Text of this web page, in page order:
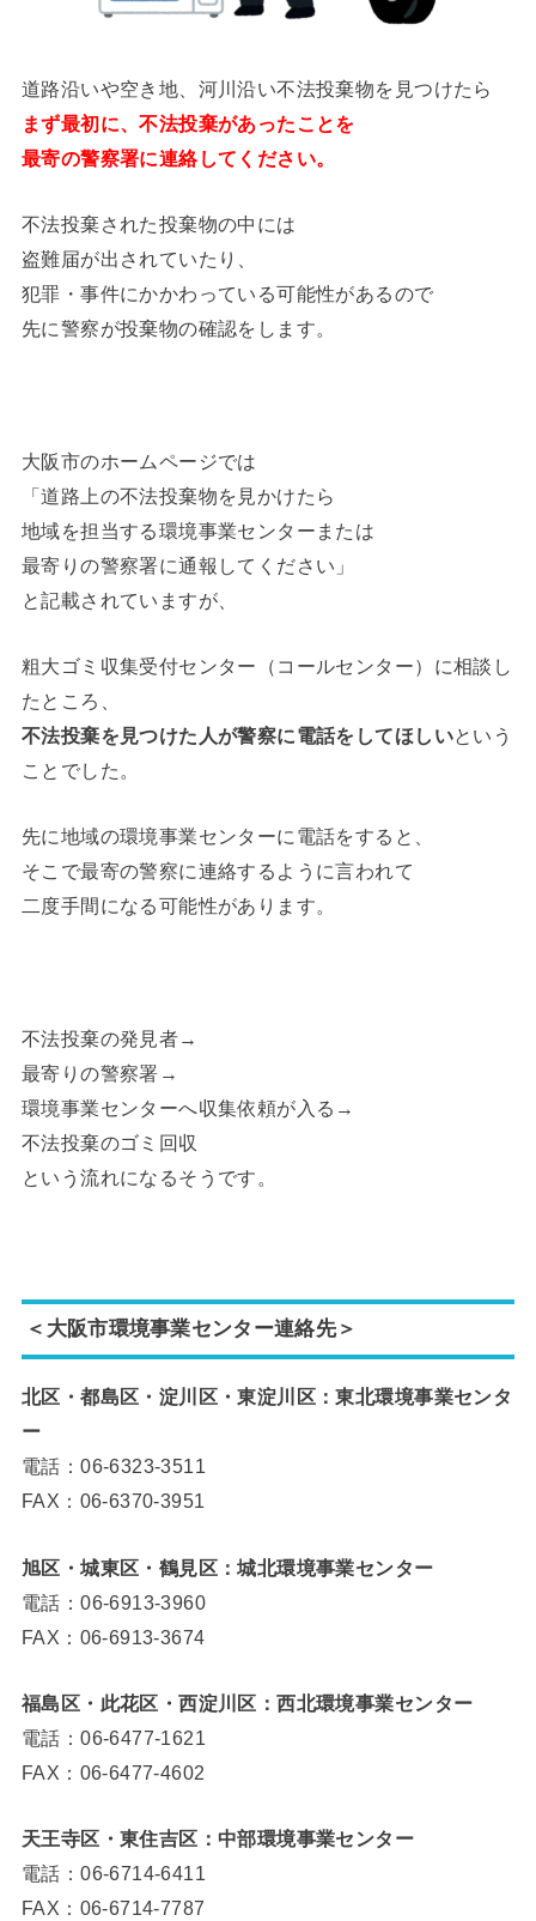
道路沿いや空き地、河川沿い不法投棄物を見つけたら
まず最初に、不法投棄があったことを
最寄の警察署に連絡してください。
不法投棄された投棄物の中には
盗難届が出されていたり、
犯罪・事件にかかわっている可能性があるので
先に警察が投棄物の確認をします。
大阪市のホームページでは
「道路上の不法投棄物を見かけたら
地域を担当する環境事業センターまたは
最寄りの警察署に通報してください」
と記載されていますが、
粗大ゴミ収集受付センター（コールセンター）に相談し
たところ、
不法投棄を見つけた人が警察に電話をしてほしいという
ことでした。
先に地域の環境事業センターに電話をすると、
そこで最寄の警察に連絡するように言われて
二度手間になる可能性があります。
不法投棄の発見者→
最寄りの警察署→
環境事業センターへ収集依頼が入る→
不法投棄のゴミ回収
という流れになるそうです。
＜大阪市環境事業センター連絡先＞
北区・都島区・淀川区・東淀川区：東北環境事業センタ
ー
電話：06-6323-3511
FAX：06-6370-3951
旭区・城東区・鶴見区：城北環境事業センター
電話：06-6913-3960
FAX：06-6913-3674
福島区・此花区・西淀川区：西北環境事業センター
電話：06-6477-1621
FAX：06-6477-4602
天王寺区・東住吉区：中部環境事業センター
電話：06-6714-6411
FAX：06-6714-7787